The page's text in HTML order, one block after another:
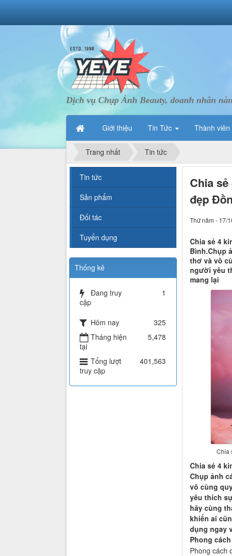
Dịch vụ Chụp Ảnh Beauty, doanh nhân
Giới thiệu Tin Tức Thành viên
Trang nhất Tin tức
Chia
đẹp
Thứ năm - 17/
Chia sẻ 4
Bình.Chụp
thơ và vô
người yêu
mang lại
Chia
Chia sẻ 4
Chụp ảnh
vô cùng
yêu thích
hãy cùng
khiến ai
dụng ngay
Phong
Phong cách
Tin tức
Sản phẩm
Đối tác
Tuyển dụng
Thống kê
Đang truy
cập
1
Hôm nay
325
Tháng hiện
tại
5,478
Tổng lượt
truy cập
401,563